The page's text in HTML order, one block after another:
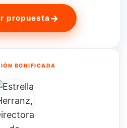
propuesta →
BONIFICADA